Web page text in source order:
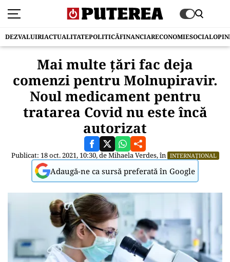
DEZVALUIRIACTUALITATEPOLITICĂFINANCIARECONOMIESOCIAL
Mai multe țări fac deja
comenzi pentru Molnupiravir.
Noul medicament pentru
tratarea Covid nu este încă
autorizat
Publicat: 18 oct. 2021, 10:30, deMihaela Verdes, în INTERNAȚIONAL
Adaugă-ne ca sursă preferată în Google